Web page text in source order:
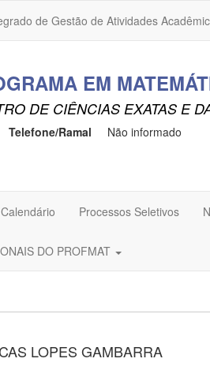
de Gestão de Atividades
EM
DE CIÊNCIAS EXATAS E
Telefone/Ramal Não informado
Calendário Processos Seletivos
DO PROFMAT
LOPES GAMBARRA